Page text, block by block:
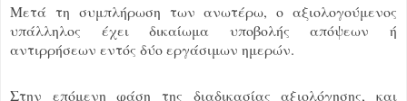
Μετά τη συμπλήρωση των ανωτέρω, ο αξιολογούμενος
υπάλληλος έχει δικαίωμα υποβολής απόψεων ή
αντιρρήσεων εντός δύο εργάσιμων ημερών.
Στην επόμενη φάση της διαδικασίας αξιολόγησης, και